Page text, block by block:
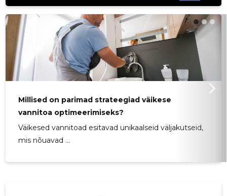
Millised on parimad strateegiad väikese
vannitoa optimeerimiseks?
Väikesed vannitoad esitavad unikaalseid väljakutseid,
mis nõuavad ...